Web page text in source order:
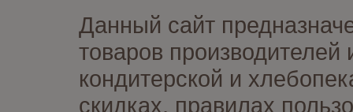
Данный сайт
товаров
кондитерской и
скидках, правилах